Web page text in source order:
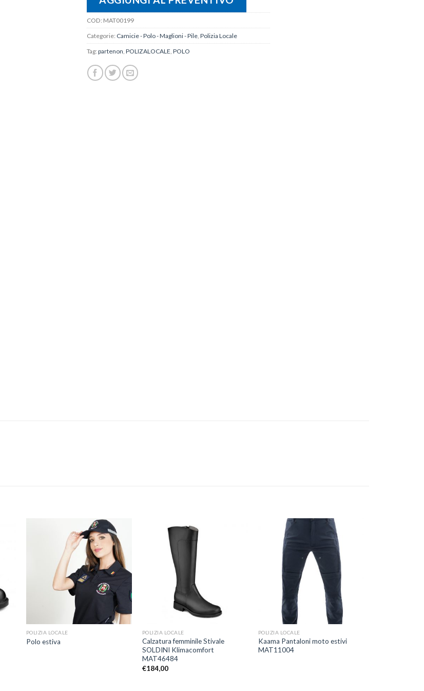
COD: MAT00199
Categorie: Camicie - Polo - Maglioni - Pile, Polizia Locale
Tag: partenon, POLIZALOCALE, POLO
Aggiungi
alla lista
dei
desideri
POLIZIA LOCALE
Polo estiva
POLIZIA LOCALE
Calzatura femminile Stivale
SOLDINI Klimacomfort
MAT46484
€184,00
Aggiungi
alla lista
dei
POLIZIA LOCALE
Kaama Pantaloni moto estivi
MAT11004